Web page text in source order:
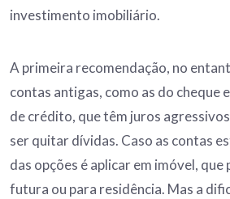
investimento imobiliário.
A primeira recomendação, no
contas antigas, como as do cheque
de crédito, que têm juros
ser quitar dívidas. Caso as contas
das opções é aplicar em imóvel, que
futura ou para residência. Mas a